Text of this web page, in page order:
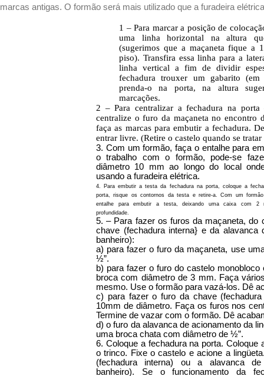
marcas antigas. O formão será mais utilizado que a furadeira
1 – Para marcar a posição de
uma linha horizontal na altura
(sugerimos que a maçaneta fique a
piso). Transfira essa linha para a
linha vertical a fim de dividir
fechadura trouxer um gabarito
prenda-o na porta, na altura
marcações.
2 – Para centralizar a fechadura na
centralize o furo da maçaneta no encontro
faça as marcas para embutir a fechadura.
entrar livre. (Retire o castelo quando se
3. Com um formão, faça o entalhe para
o trabalho com o formão, pode-se
diâmetro 10 mm ao longo do local
usando a furadeira elétrica.
4. Para embutir a testa da fechadura na porta, coloque a
porta, risque os contornos da testa e retire-a. Com um
entalhe para embutir a testa, deixando uma caixa com 2
profundidade.
5. – Para fazer os furos da maçaneta, do
chave (fechadura interna} e da alavanca
banheiro):
a) para fazer o furo da maçaneta, use
½”.
b) para fazer o furo do castelo
broca com diâmetro de 3 mm. Faça
mesmo. Use o formão para vazá-los. Dê
c) para fazer o furo da chave
10mm de diâmetro. Faça os furos nos
Termine de vazar com o formão. Dê
d) o furo da alavanca de acionamento da
uma broca chata com diâmetro de ½”.
6. Coloque a fechadura na porta. Coloque
o trinco. Fixe o castelo e acione a
(fechadura interna) ou a alavanca de
banheiro). Se o funcionamento da